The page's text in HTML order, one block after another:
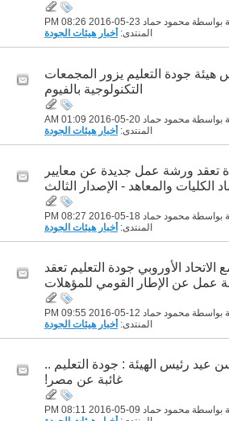
محمود حماد 23-05-2016
08:26 PM
المنتدى: أخبار هيئات الجودة
هيئة جودة التعليم يزور المجمعات
التكنولوجية بالفيوم
محمود حماد 20-05-2016
01:09 AM
المنتدى: أخبار هيئات الجودة
تعقد ورشة عمل جديدة عن معايير
الكليات والمعاهد - الإصدار الثالث
محمود حماد 18-05-2016
08:27 PM
المنتدى: أخبار هيئات الجودة
الاتحاد الأوروبي جودة التعليم تعقد
عمل عن الإطار القومي للمؤهلات
محمود حماد 12-05-2016
09:55 PM
المنتدى: أخبار هيئات الجودة
عيد رئيس الهيئة : جودة التعليم ..
غائبة عن مصر!
محمود حماد 09-05-2016
08:11 PM